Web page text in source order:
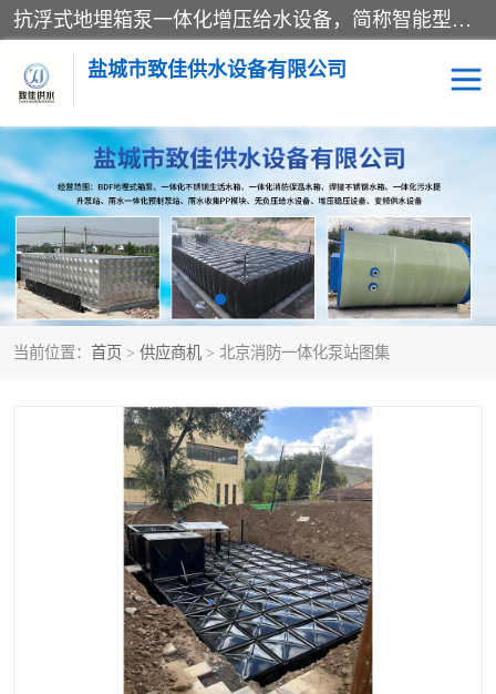
抗浮式地埋箱泵一体化增压给水设备，简称智能型泵站。它由由水泵机组、消防水箱、泵房三大部分组成，其抗浮效果好，因为设计时通过将底板与箱体联在一起，箱体重量抵消了地下水浮力。系统维护好，内部拉筋、泵站、管道，喷淋等各部运行正堂，无一损坏；结构更牢固。
盐城市致佳供水设备有限公司
当前位置： 首页 > 供应商机 > 北京消防一体化泵站图集
消防一体化水箱 地埋箱泵一体化
一体化污水泵站